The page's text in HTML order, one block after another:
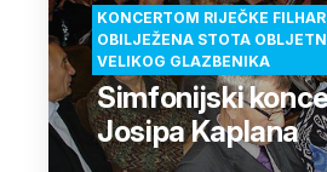
KONCERTOM RIJEČKE
OBILJEŽENA STOTA
VELIKOG GLAZBENIKA
Simfonijski
Josipa Kaplana